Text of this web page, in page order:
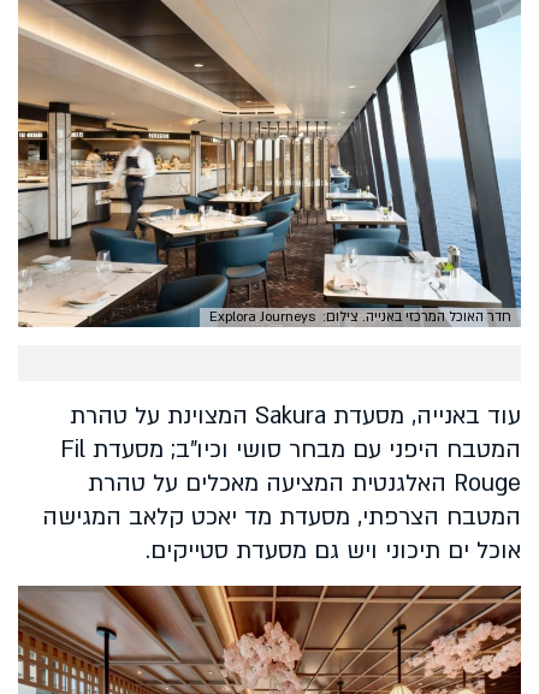
חדר האוכל המרכזי באנייה. צילום: Explora Journeys
עוד באנייה, מסעדת Sakura המצוינת על טהרת
המטבח היפני עם מבחר סושי וכיו"ב; מסעדת Fil
Rouge האלגנטית המציעה מאכלים על טהרת
המטבח הצרפתי, מסעדת מד יאכט קלאב המגישה
אוכל ים תיכוני ויש גם מסעדת סטייקים.